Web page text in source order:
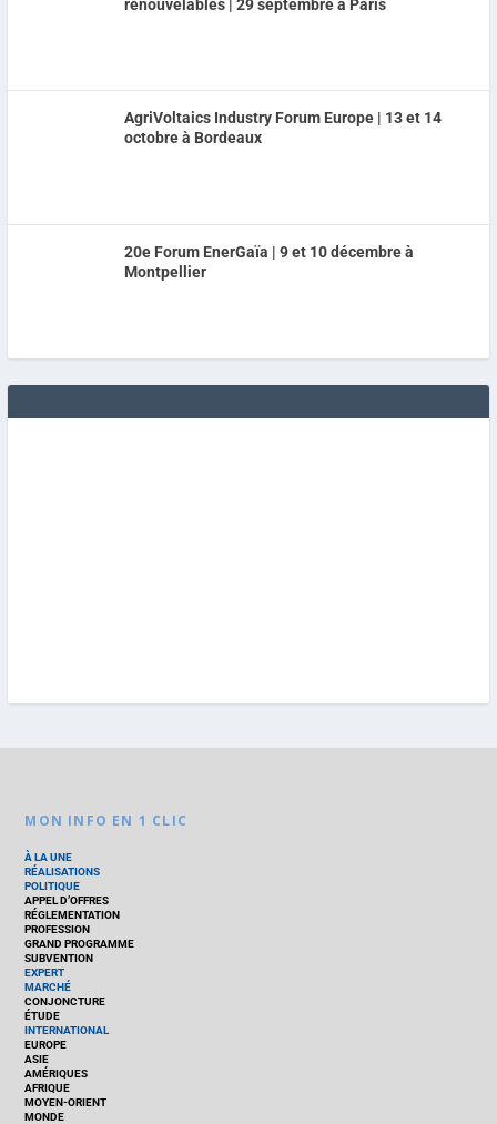
renouvelables | 29 septembre à Paris
AgriVoltaics Industry Forum Europe | 13 et 14
octobre à Bordeaux
20e Forum EnerGaïa | 9 et 10 décembre à
Montpellier
MON INFO EN 1 CLIC
À LA UNE
RÉALISATIONS
POLITIQUE
APPEL D’OFFRES
RÉGLEMENTATION
PROFESSION
GRAND PROGRAMME
SUBVENTION
EXPERT
MARCHÉ
CONJONCTURE
ÉTUDE
INTERNATIONAL
EUROPE
ASIE
AMÉRIQUES
AFRIQUE
MOYEN-ORIENT
MONDE